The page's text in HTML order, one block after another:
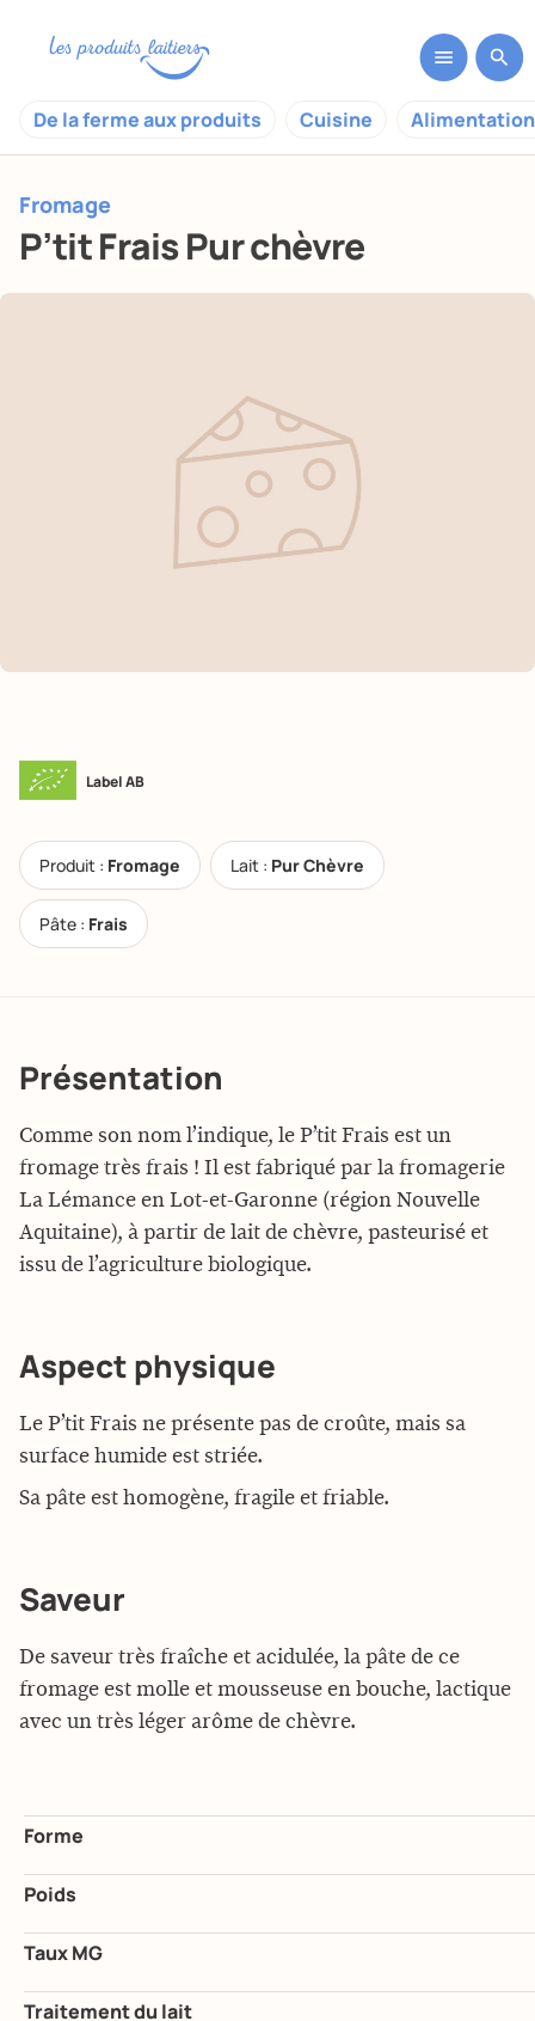
De la ferme aux produits Cuisine
Fromage
P’tit Frais Pur chèvre
Label AB
Produit : Fromage Lait : Pur Chèvre
Pâte : Frais
Présentation
Comme son nom l’indique, le P’tit Frais est un
fromage très frais ! Il est fabriqué par la fromagerie
La Lémance en Lot-et-Garonne (région Nouvelle
Aquitaine), à partir de lait de chèvre, pasteurisé et
issu de l’agriculture biologique.
Aspect physique
Le P’tit Frais ne présente pas de croûte, mais sa
surface humide est striée.
Sa pâte est homogène, fragile et friable.
Saveur
De saveur très fraîche et acidulée, la pâte de ce
fromage est molle et mousseuse en bouche, lactique
avec un très léger arôme de chèvre.
Forme
Poids
Taux MG
Traitement du lait